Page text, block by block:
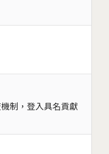
制，登入具名貢獻